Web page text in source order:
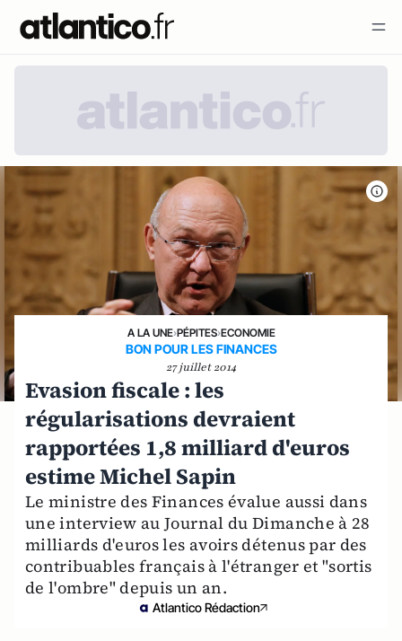
A LA UNE›PÉPITES›ECONOMIE
BON POUR LES FINANCES
27 juillet 2014
Evasion fiscale : les
régularisations devraient
rapportées 1,8 milliard d'euros
estime Michel Sapin
Le ministre des Finances évalue aussi dans
une interview au Journal du Dimanche à 28
milliards d'euros les avoirs détenus par des
contribuables français à l'étranger et "sortis
de l'ombre" depuis un an.
Atlantico Rédaction